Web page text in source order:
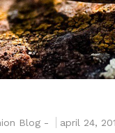
Blog - april 24,